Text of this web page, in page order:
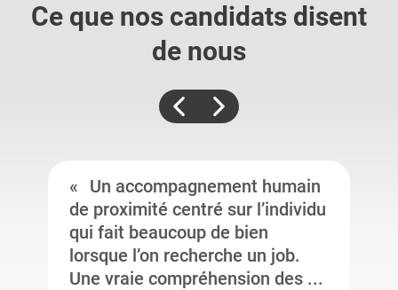
Ce que nos candidats disent
de nous
Un accompagnement humain
de proximité centré sur l’individu
qui fait beaucoup de bien
lorsque l’on recherche un job.
Une vraie compréhension des ...